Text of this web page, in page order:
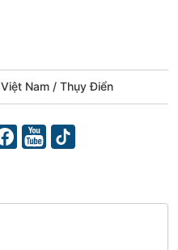
Diễn đàn chủ nhật
Chuyện đêm
Việt Nam Thụy Điển